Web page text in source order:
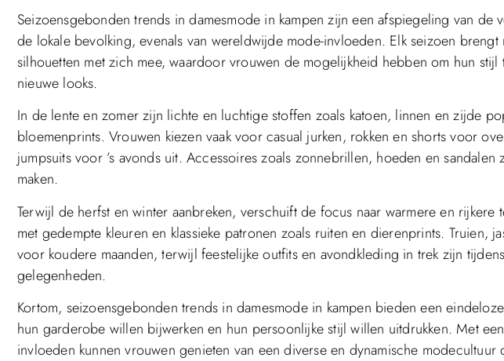
Seizoensgebonden trends in damesmode in kampen zijn een afspiegeling van de
de lokale bevolking, evenals van wereldwijde mode-invloeden. Elk seizoen
silhouetten met zich mee, waardoor vrouwen de mogelijkheid hebben om hun
nieuwe looks.
In de lente en zomer zijn lichte en luchtige stoffen zoals katoen, linnen en zijde
bloemenprints. Vrouwen kiezen vaak voor casual jurken, rokken en shorts voor
jumpsuits voor ’s avonds uit. Accessoires zoals zonnebrillen, hoeden en
maken.
Terwijl de herfst en winter aanbreken, verschuift de focus naar warmere en rijkere
met gedempte kleuren en klassieke patronen zoals ruiten en dierenprints. Truien,
voor koudere maanden, terwijl feestelijke outfits en avondkleding in trek zijn
gelegenheden.
Kortom, seizoensgebonden trends in damesmode in kampen bieden een
hun garderobe willen bijwerken en hun persoonlijke stijl willen uitdrukken. Met
invloeden kunnen vrouwen genieten van een diverse en dynamische